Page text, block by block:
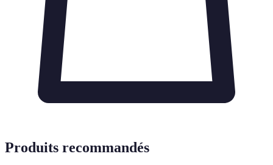
Produits recommandés